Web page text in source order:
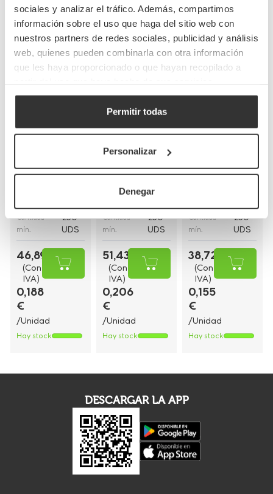
sociales y analizar el tráfico. Además, compartimos
información sobre el uso que haga del sitio web con
nuestros partners de redes sociales, publicidad y análisis
web, quienes pueden combinarla con otra información
que les haya proporcionado o que hayan recopilado a
Permitir todas
Personalizar
Denegar
Completa tu pedido
kraft con asas
Cantidad
mín.
250
UDS
46,89 €
(Con
IVA)
0,188
€
/Unidad
Hay stock
blancas con asa
rizada
ReferenciaBP16BCO
Cantidad
mín.
250
UDS
51,43 €
(Con
IVA)
0,206
€
/Unidad
Hay stock
blancas asa
Cantidad
mín.
250
UDS
38,72 €
(Con
IVA)
0,155
€
/Unidad
Hay stock
DESCARGAR LA APP